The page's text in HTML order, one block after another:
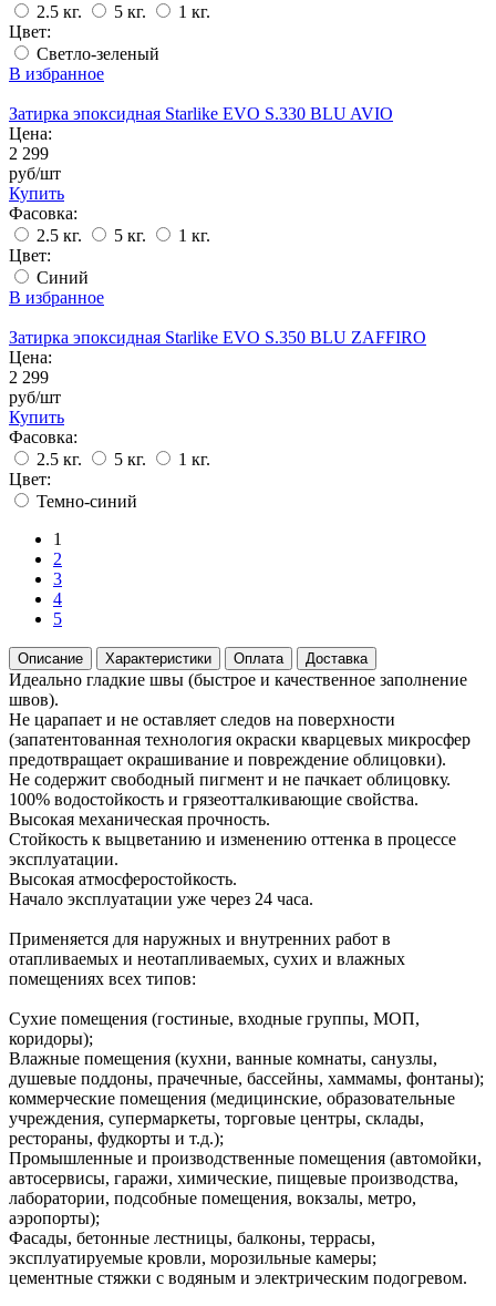
2.5 кг.
5 кг.
1 кг.
Цвет:
Светло-зеленый
В избранное
Затирка эпоксидная Starlike EVO S.330 BLU AVIO
Цена:
2 299
руб/шт
Купить
Фасовка:
2.5 кг.
5 кг.
1 кг.
Цвет:
Синий
В избранное
Затирка эпоксидная Starlike EVO S.350 BLU ZAFFIRO
Цена:
2 299
руб/шт
Купить
Фасовка:
2.5 кг.
5 кг.
1 кг.
Цвет:
Темно-синий
1
2
3
4
5
Описание Характеристики Оплата Доставка
Идеально гладкие швы (быстрое и качественное заполнение
швов).
Не царапает и не оставляет следов на поверхности
(запатентованная технология окраски кварцевых микросфер
предотвращает окрашивание и повреждение облицовки).
Не содержит свободный пигмент и не пачкает облицовку.
100% водостойкость и грязеотталкивающие свойства.
Высокая механическая прочность.
Стойкость к выцветанию и изменению оттенка в процессе
эксплуатации.
Высокая атмосферостойкость.
Начало эксплуатации уже через 24 часа.
Применяется для наружных и внутренних работ в
отапливаемых и неотапливаемых, сухих и влажных
помещениях всех типов:
Сухие помещения (гостиные, входные группы, МОП,
коридоры);
Влажные помещения (кухни, ванные комнаты, санузлы,
душевые поддоны, прачечные, бассейны, хаммамы, фонтаны);
коммерческие помещения (медицинские, образовательные
учреждения, супермаркеты, торговые центры, склады,
рестораны, фудкорты и т.д.);
Промышленные и производственные помещения (автомойки,
автосервисы, гаражи, химические, пищевые производства,
лаборатории, подсобные помещения, вокзалы, метро,
аэропорты);
Фасады, бетонные лестницы, балконы, террасы,
эксплуатируемые кровли, морозильные камеры;
цементные стяжки с водяным и электрическим подогревом.